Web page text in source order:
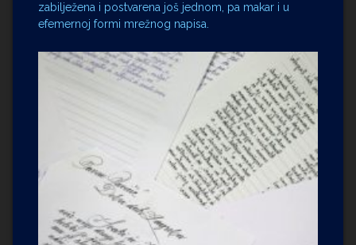
zabilježena i postvarena još jednom, pa makar i u
efemernoj formi mrežnog napisa.